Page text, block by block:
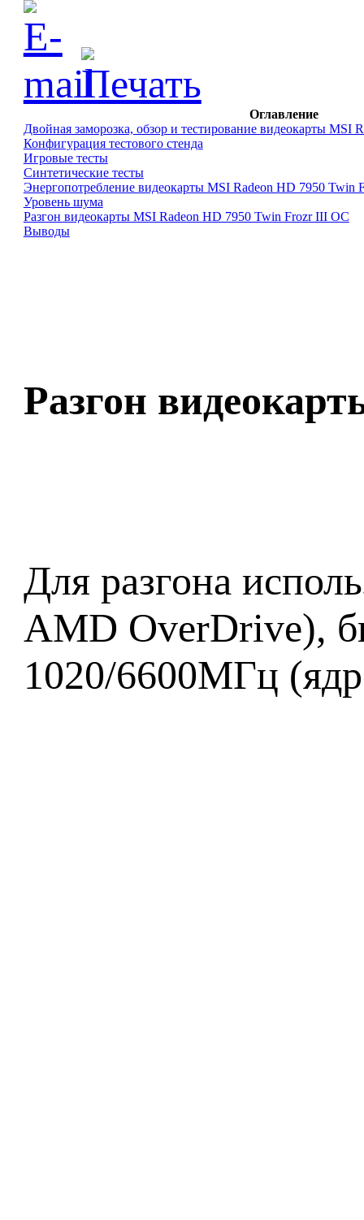
Оглавление
Двойная заморозка, обзор и тестирование видеокарты MSI
Конфигурация тестового стенда
Игровые тесты
Синтетические тесты
Энергопотребление видеокарты MSI Radeon HD 7950 Twin
Уровень шума
Разгон видеокарты MSI Radeon HD 7950 Twin Frozr III OC
Выводы
Разгон
Для разгона
AMD OverDrive),
1020/6600МГц